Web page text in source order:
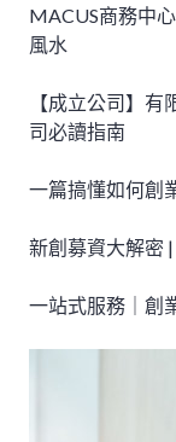
MACUS商務中
風水
【成立公司】
司必讀指南
一篇搞懂如何創
新創募資大解密
一站式服務｜創